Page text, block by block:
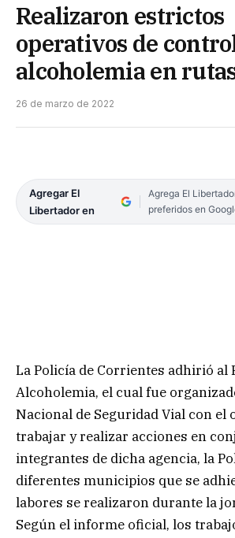
Realizaron estrictos
operativos de
alcoholemia en
26 de marzo de 2022
Agregar El
Libertador en
Agrega El
preferidos en
La Policía de Corrientes adhirió al
Alcoholemia, el cual fue
Nacional de Seguridad Vial con el
trabajar y realizar acciones en
integrantes de dicha agencia, la
diferentes municipios que se
labores se realizaron durante la
Según el informe oficial, los